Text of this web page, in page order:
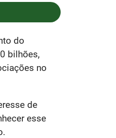
do
bilhões,
no
de
esse